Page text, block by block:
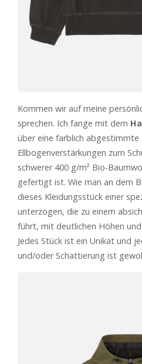
Kommen wir auf meine
sprechen. Ich fange mit dem
über eine farblich abgestimmte
Ellbogenverstärkungen zum
schwerer 400 g/m² Bio-
gefertigt ist. Wie man an dem
dieses Kleidungsstück einer
unterzogen, die zu einem
führt, mit deutlichen Höhen
Jedes Stück ist ein Unikat und
und/oder Schattierung ist